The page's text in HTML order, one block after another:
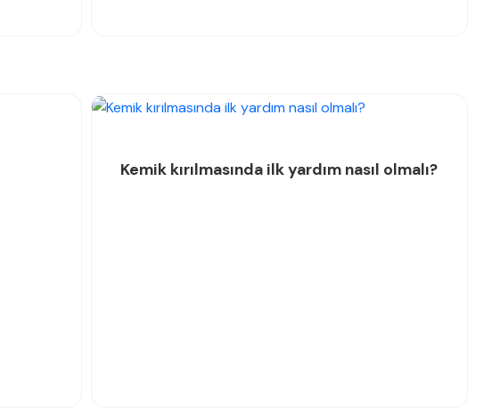
Kemik kırılmasında ilk yardım nasıl olmalı?